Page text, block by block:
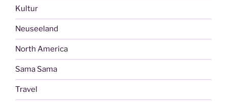
Kultur
Neuseeland
North America
Sama Sama
Travel